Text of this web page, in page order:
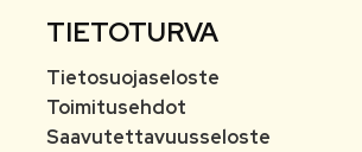
TIETOTURVA
Tietosuojaseloste
Toimitusehdot
Saavutettavuusseloste